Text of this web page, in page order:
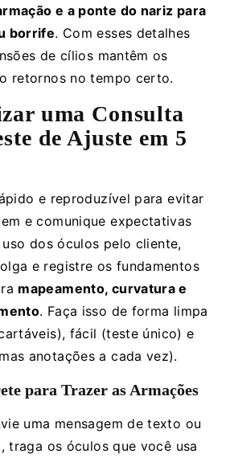
e a ponte do nariz para
borrife. Com esses detalhes
de cílios mantêm os
retornos no tempo certo.
uma Consulta
de Ajuste em 5
e reproduzível para evitar
e comunique expectativas
dos óculos pelo cliente,
e registre os fundamentos
mapeamento, curvatura e
. Faça isso de forma limpa
fácil (teste único) e
anotações a cada vez).
para Trazer as Armações
uma mensagem de texto ou
traga os óculos que você usa